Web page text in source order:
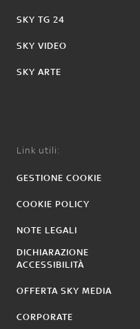
SKY TG 24
SKY VIDEO
SKY ARTE
Link utili:
GESTIONE COOKIE
COOKIE POLICY
NOTE LEGALI
DICHIARAZIONE
ACCESSIBILITÀ
OFFERTA SKY MEDIA
CORPORATE